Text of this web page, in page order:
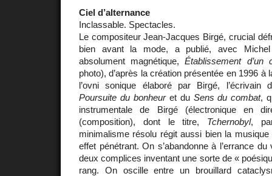
Ciel d’alternance
Inclassable. Spectacles.
Le compositeur Jean-Jacques Birgé, crucial
bien avant la mode, a publié, avec
absolument magnétique,Établissement d’un
photo), d’après la création présentée en 1996 à
l’ovni sonique élaboré par Birgé,
Poursuite du bonheuret du Sens du combat,
instrumentale de Birgé (électronique en
(composition), dont le titre, Tchernobyl,
minimalisme résolu régit aussi bien la
effet pénétrant. On s’abandonne à l’errance
deux complices inventant une sorte de «
rang. On oscille entre un brouillard